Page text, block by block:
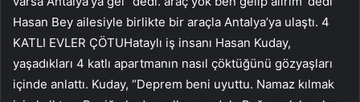
Hasan Bey ailesiyle birlikte bir araçla Antalya’ya ulaştı. 4
KATLI EVLER ÇÖTUHataylı iş insanı Hasan Kuday,
yaşadıkları 4 katlı apartmanın nasıl çöktüğünü gözyaşları
içinde anlattı. Kuday, “Deprem beni uyuttu. Namaz kılmak